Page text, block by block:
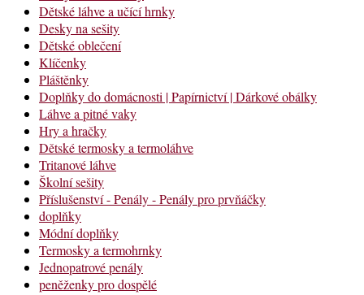
Dětské láhve a učící hrnky
Desky na sešity
Dětské oblečení
Klíčenky
Pláštěnky
Doplňky do domácnosti | Papírnictví | Dárkové obálky
Láhve a pitné vaky
Hry a hračky
Dětské termosky a termoláhve
Tritanové láhve
Školní sešity
Příslušenství - Penály - Penály pro prvňáčky
doplňky
Módní doplňky
Termosky a termohrnky
Jednopatrové penály
peněženky pro dospělé